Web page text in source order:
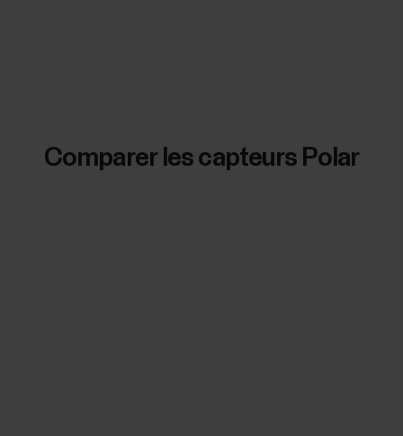
Comparer les capteurs Polar